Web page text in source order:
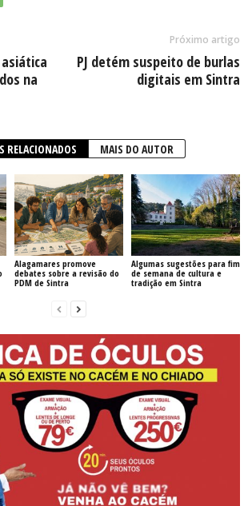
na
Próximo artigo
PJ detém suspeito de burlas
digitais em Sintra
RELACIONADOS MAIS DO AUTOR
Alagamares promove
debates sobre a revisão do
PDM de Sintra
Algumas sugestões para fim
de semana de cultura e
tradição em Sintra